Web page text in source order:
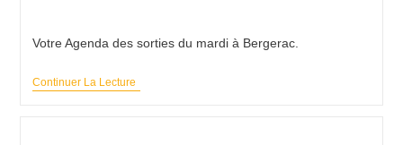
Votre Agenda des sorties du mardi à Bergerac.
Continuer La Lecture